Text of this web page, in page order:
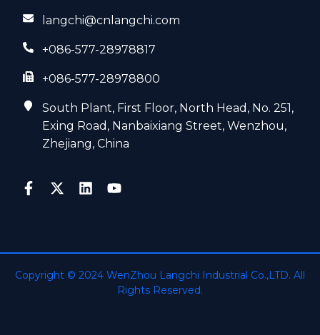
langchi@cnlangchi.com
+086-577-28978817
+086-577-28978800
South Plant, First Floor, North Head, No. 251,
Exing Road, Nanbaixiang Street, Wenzhou,
Zhejiang, China
Copyright © 2024 WenZhou Langchi Industrial Co.,LTD. All
Rights Reserved.